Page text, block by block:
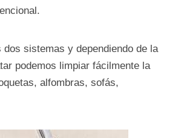
dos sistemas y dependiendo de la
podemos limpiar fácilmente la
alfombras, sofás,